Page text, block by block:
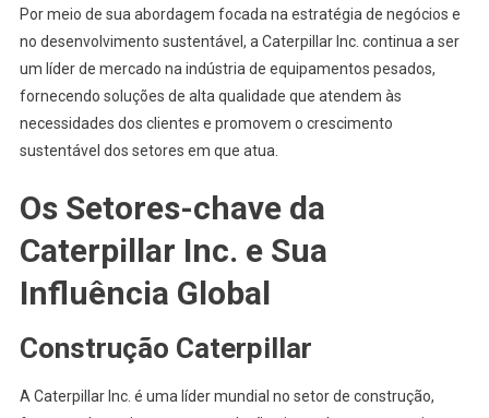
Por meio de sua abordagem focada na estratégia de negócios e
no desenvolvimento sustentável, a Caterpillar Inc. continua a ser
um líder de mercado na indústria de equipamentos pesados,
fornecendo soluções de alta qualidade que atendem às
necessidades dos clientes e promovem o crescimento
sustentável dos setores em que atua.
Os Setores-chave da
Caterpillar Inc. e Sua
Influência Global
Construção Caterpillar
A Caterpillar Inc. é uma líder mundial no setor de construção,